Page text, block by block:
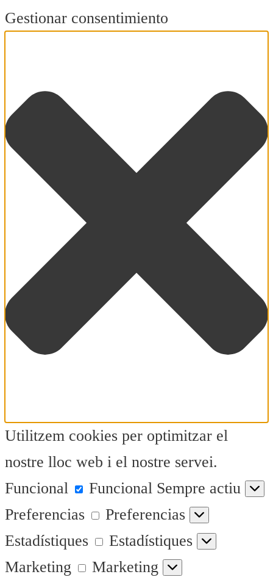
Gestionar consentimiento
Utilitzem cookies per optimitzar el
nostre lloc web i el nostre servei.
Funcional
Funcional Sempre actiu
Preferencias
Preferencias
Estadístiques
Estadístiques
Marketing
Marketing